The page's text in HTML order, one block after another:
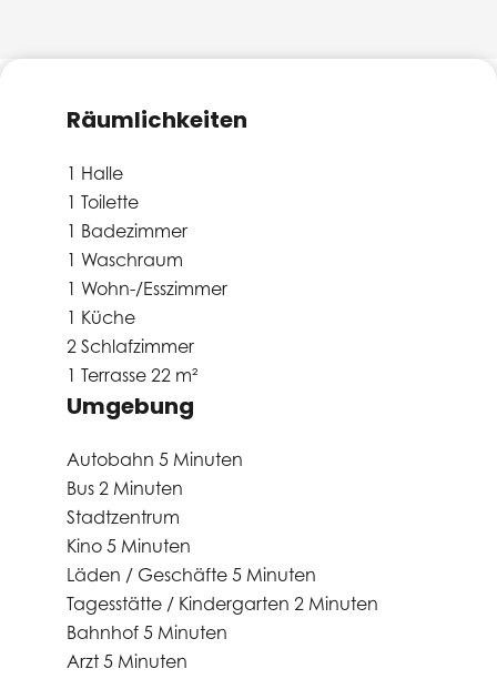
Räumlichkeiten
1 Halle
1 Toilette
1 Badezimmer
1 Waschraum
1 Wohn-/Esszimmer
1 Küche
2 Schlafzimmer
1 Terrasse 22 m²
Umgebung
Autobahn 5 Minuten
Bus 2 Minuten
Stadtzentrum
Kino 5 Minuten
Läden / Geschäfte 5 Minuten
Tagesstätte / Kindergarten 2 Minuten
Bahnhof 5 Minuten
Arzt 5 Minuten